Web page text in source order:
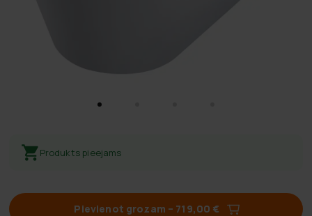
Produkts pieejams
Pievienot grozam – 719,00 €